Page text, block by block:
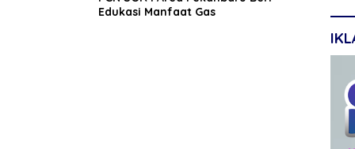
Edukasi Manfaat Gas